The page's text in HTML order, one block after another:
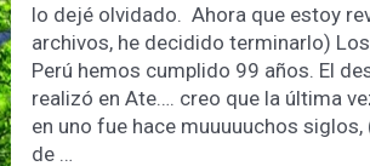
lo dejé olvidado. Ahora que estoy
archivos, he decidido terminarlo)
Perú hemos cumplido 99 años. El
realizó en Ate…. creo que la última
en uno fue hace muuuuuchos siglos,
de …